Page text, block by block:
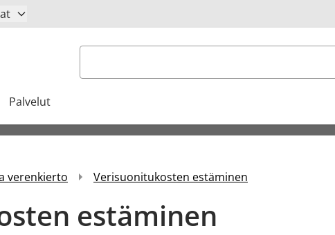
Haku
Palvelut
verenkierto Verisuonitukosten estäminen
estäminen